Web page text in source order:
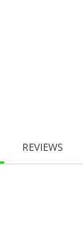
REVIEWS